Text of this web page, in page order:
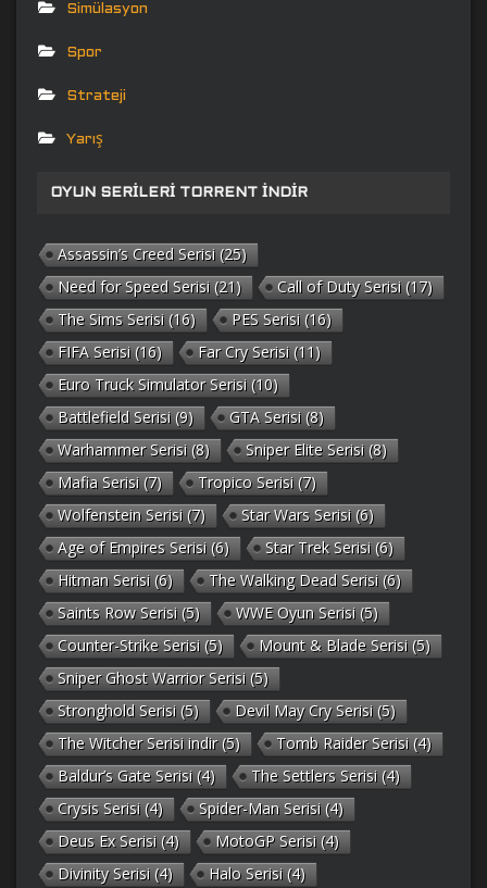
Simülasyon
Spor
Strateji
Yarış
OYUN SERILERI TORRENT İNDIR
Assassin’s Creed Serisi (25)
Need for Speed Serisi (21) Call of Duty Serisi (17)
The Sims Serisi (16) PES Serisi (16)
FIFA Serisi (16) Far Cry Serisi (11)
Euro Truck Simulator Serisi (10)
Battlefield Serisi (9) GTA Serisi (8)
Warhammer Serisi (8) Sniper Elite Serisi (8)
Mafia Serisi (7) Tropico Serisi (7)
Wolfenstein Serisi (7) Star Wars Serisi (6)
Age of Empires Serisi (6) Star Trek Serisi (6)
Hitman Serisi (6) The Walking Dead Serisi (6)
Saints Row Serisi (5) WWE Oyun Serisi (5)
Counter-Strike Serisi (5) Mount & Blade Serisi (5)
Sniper Ghost Warrior Serisi (5)
Stronghold Serisi (5) Devil May Cry Serisi (5)
The Witcher Serisi indir(5) Tomb Raider Serisi (4)
Baldur’s Gate Serisi (4) The Settlers Serisi (4)
Crysis Serisi (4) Spider-Man Serisi (4)
Deus Ex Serisi (4) MotoGP Serisi (4)
Divinity Serisi (4) Halo Serisi (4)